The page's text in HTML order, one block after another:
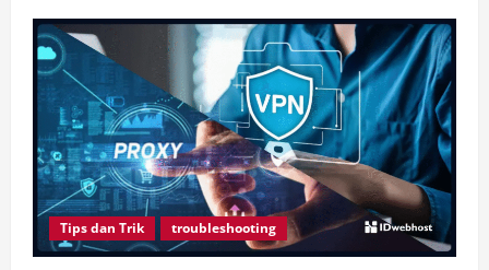
Tips dan Trik troubleshooting